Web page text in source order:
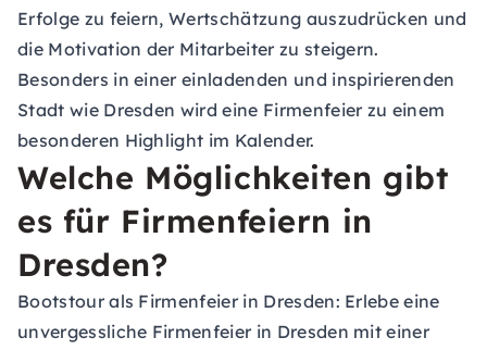
Erfolge zu feiern, Wertschätzung auszudrücken und
die Motivation der Mitarbeiter zu steigern.
Besonders in einer einladenden und inspirierenden
Stadt wie Dresden wird eine Firmenfeier zu einem
besonderen Highlight im Kalender.
Welche Möglichkeiten gibt
es für Firmenfeiern in
Dresden?
Bootstour als Firmenfeier in Dresden: Erlebe eine
unvergessliche Firmenfeier in Dresden mit einer